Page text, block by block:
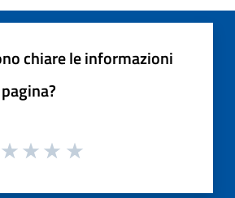
chiare le informazioni